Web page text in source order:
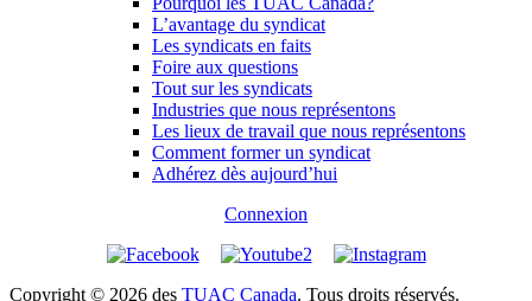
L’avantage du syndicat
Les syndicats en faits
Foire aux questions
Tout sur les syndicats
Industries que nous représentons
Les lieux de travail que nous représentons
Comment former un syndicat
Adhérez dès aujourd’hui
Connexion
Copyright © 2026 des TUAC Canada. Tous droits réservés.